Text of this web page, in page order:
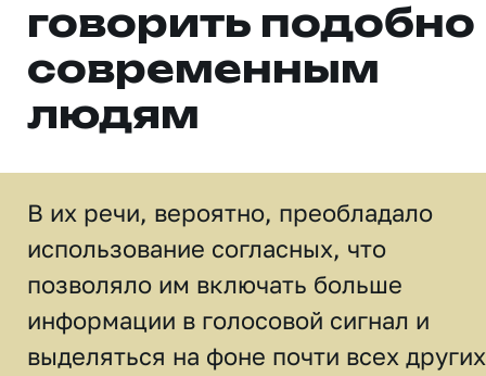
говорить подобно
современным
людям
В их речи, вероятно, преобладало
использование согласных, что
позволяло им включать больше
информации в голосовой сигнал и
выделяться на фоне почти всех других